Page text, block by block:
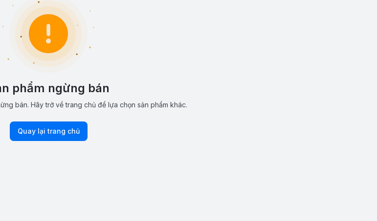
phẩm ngừng bán
bán. Hãy trở về trang chủ để lựa chọn sản phẩm khác.
Quay lại trang chủ